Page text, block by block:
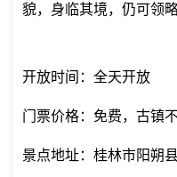
貌，身临其境，仍可领
开放时间：全天开放
门票价格：免费，古镇
景点地址：桂林市阳朔